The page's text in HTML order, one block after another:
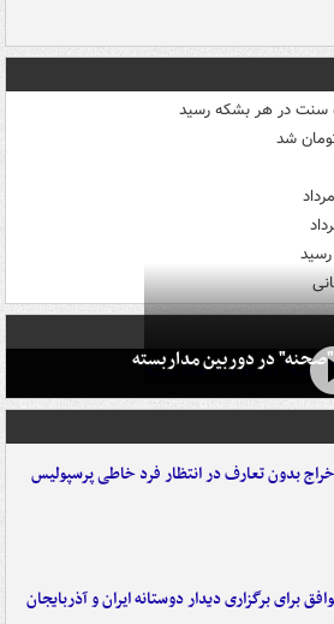
بدون تعارف در انتظار فرد خاطی پرسپولیس
برای برگزاری دیدار دوستانه ایران و آذربایجان